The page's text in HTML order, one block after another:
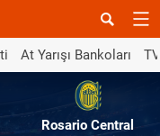
At Yarışı Bankoları
Rosario Central